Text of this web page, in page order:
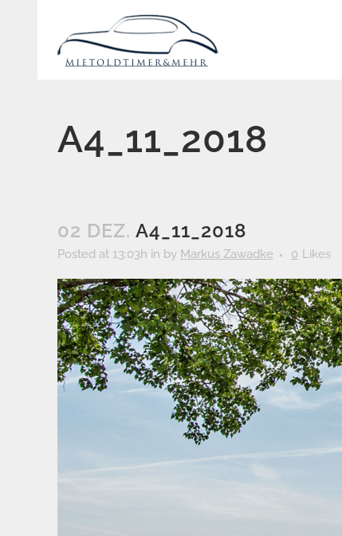
A4_11_2018
02 DEZ. A4_11_2018
Posted at 13:03h in by Markus Zawadke 0 Likes